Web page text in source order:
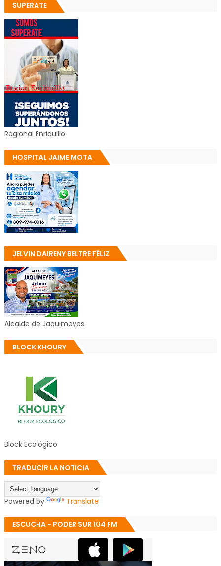
SUPERATE
Regional Enriquillo
HOSPITAL JAIME MOTA
JELVIN DAIRENY BELTRE FÉLIZ
Alcalde de Jaquimeyes
BLOCK KHOURY
Block Ecológico
TRADUCIR LA NOTICIA
Powered by Translate
ESCUCHA - PODER SUR 104 FM